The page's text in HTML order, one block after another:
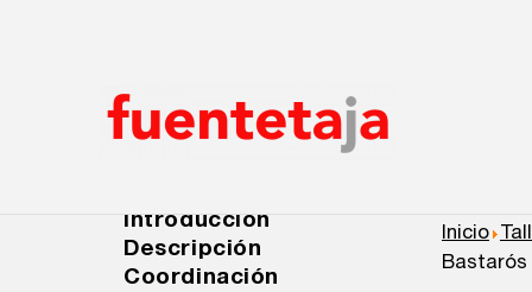
Inicio
Bastarós
Introducción
Descripción
Coordinación